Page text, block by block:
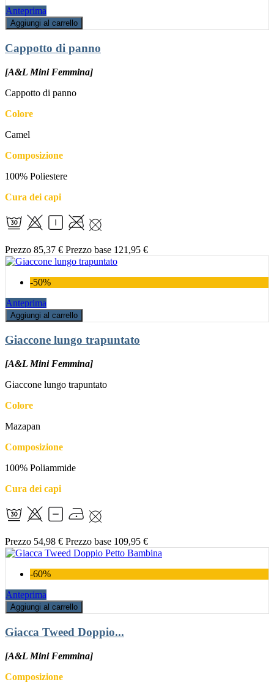
Anteprima
Aggiungi al carrello
Cappotto di panno
[A&L Mini Femmina]
Cappotto di panno
Colore
Camel
Composizione
100% Poliestere
Cura dei capi
Prezzo 85,37 € Prezzo base 121,95 €
-50%
Anteprima
Aggiungi al carrello
Giaccone lungo trapuntato
[A&L Mini Femmina]
Giaccone lungo trapuntato
Colore
Mazapan
Composizione
100% Poliammide
Cura dei capi
Prezzo 54,98 € Prezzo base 109,95 €
-60%
Anteprima
Aggiungi al carrello
Giacca Tweed Doppio...
[A&L Mini Femmina]
Composizione